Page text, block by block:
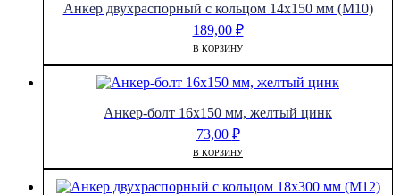
Анкер двухраспорный с кольцом 14х150 мм (М10)
189,00 ₽
В КОРЗИНУ
Анкер-болт 16х150 мм, желтый цинк
73,00 ₽
В КОРЗИНУ